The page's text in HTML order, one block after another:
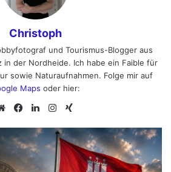
Christoph
und Tourismus-Blogger aus
in der Nordheide. Ich habe ein Faible für
sowie Naturaufnahmen. Folge mir auf
Maps oder hier:
We
eit
e
Fa
bo
ok
Lin
dIn
Ins
ra
m